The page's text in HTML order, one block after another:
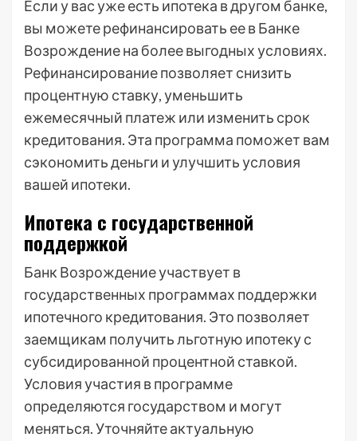
Если у вас уже есть ипотека в другом банке,
вы можете рефинансировать ее в Банке
Возрождение на более выгодных условиях.
Рефинансирование позволяет снизить
процентную ставку, уменьшить
ежемесячный платеж или изменить срок
кредитования. Эта программа поможет вам
сэкономить деньги и улучшить условия
вашей ипотеки.
Ипотека с государственной
поддержкой
Банк Возрождение участвует в
государственных программах поддержки
ипотечного кредитования. Это позволяет
заемщикам получить льготную ипотеку с
субсидированной процентной ставкой.
Условия участия в программе
определяются государством и могут
меняться. Уточняйте актуальную